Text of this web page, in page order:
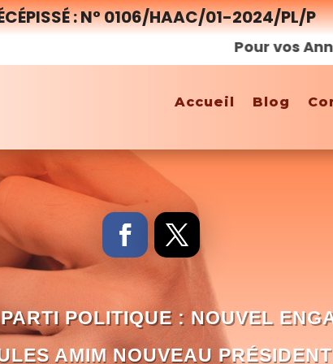
: N° 0106/HAAC/01-2024/PL/P
Pour vos
Accueil Blog
POLITIQUE : NOUVEL
AMIM NOUVEAU